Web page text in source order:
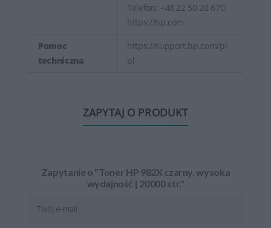
Telefon: +48 22 50 20 670
https://hp.com
Pomoc
techniczna
https://support.hp.com/pl-
pl
ZAPYTAJ O PRODUKT
Zapytanie o "Toner HP 982X czarny, wysoka
wydajność | 20000 str."